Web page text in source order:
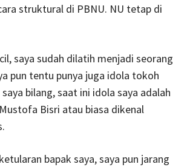
struktural di PBNU. NU tetap di
saya sudah dilatih menjadi seorang
pun tentu punya juga idola tokoh
bilang, saat ini idola saya adalah
Bisri atau biasa dikenal
bapak saya, saya pun jarang